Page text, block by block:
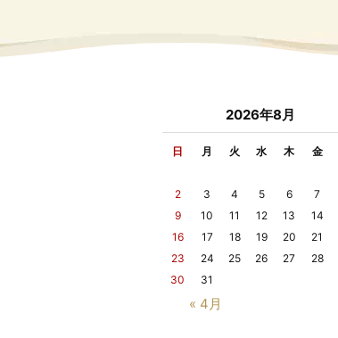
2026年8月
日 月 火 水 木 金
« 4月
2
3 4 5 6 7
9
10 11 12 13 14
16
17 18 19 20 21
23
24 25 26 27 28
30
31